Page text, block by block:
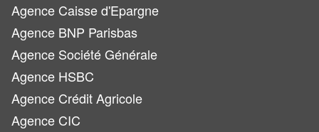
Agence Caisse d'Epargne
Agence BNP Parisbas
Agence Société Générale
Agence HSBC
Agence Crédit Agricole
Agence CIC